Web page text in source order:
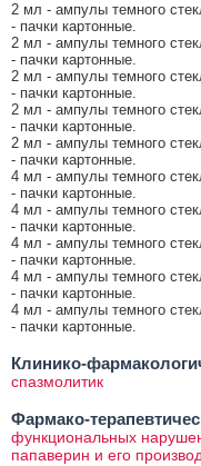
2 мл - ампулы темного
- пачки картонные.
2 мл - ампулы темного
- пачки картонные.
2 мл - ампулы темного
- пачки картонные.
2 мл - ампулы темного
- пачки картонные.
2 мл - ампулы темного
- пачки картонные.
4 мл - ампулы темного
- пачки картонные.
4 мл - ампулы темного
- пачки картонные.
4 мл - ампулы темного
- пачки картонные.
4 мл - ампулы темного
- пачки картонные.
4 мл - ампулы темного
- пачки картонные.
Клинико-
спазмолитик
Фармако-
функциональных
папаверин и его